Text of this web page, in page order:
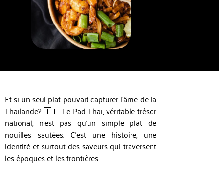
Et si un seul plat pouvait capturer l’âme de la
Thaïlande? 🇹🇭 Le Pad Thaï, véritable trésor
national, n’est pas qu’un simple plat de
nouilles sautées. C’est une histoire, une
identité et surtout des saveurs qui traversent
les époques et les frontières.